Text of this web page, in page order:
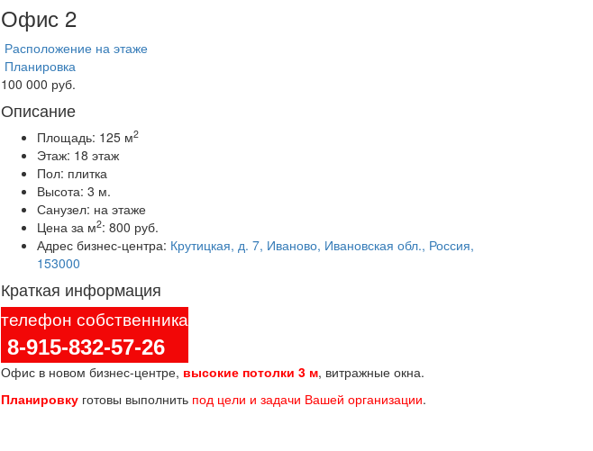
Офис 2
Расположение на этаже
Планировка
100 000 руб.
Описание
Площадь: 125 м2
Этаж: 18 этаж
Пол: плитка
Высота: 3 м.
Санузел: на этаже
Цена за м2: 800 руб.
Адрес бизнес-центра: Крутицкая, д. 7, Иваново, Ивановская обл., Россия,
153000
Краткая информация
телефон собственника
8-915-832-57-26
Офис в новом бизнес-центре, высокие потолки 3 м, витражные окна.
Планировку готовы выполнить под цели и задачи Вашей организации.